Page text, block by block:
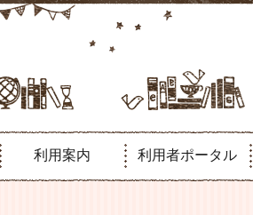
利用案内 利用者ポータル